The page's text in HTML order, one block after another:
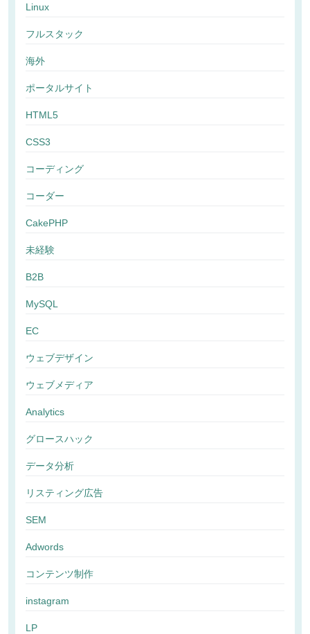
Linux
フルスタック
海外
ポータルサイト
HTML5
CSS3
コーディング
コーダー
CakePHP
未経験
B2B
MySQL
EC
ウェブデザイン
ウェブメディア
Analytics
グロースハック
データ分析
リスティング広告
SEM
Adwords
コンテンツ制作
instagram
LP